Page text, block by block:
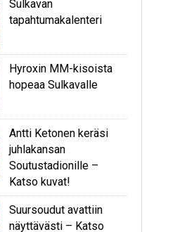
Sulkavan
tapahtumakalenteri
Hyroxin MM-kisoista
hopeaa Sulkavalle
Antti Ketonen keräsi
juhlakansan
Soutustadionille –
Katso kuvat!
Suursoudut avattiin
näyttävästi – Katso